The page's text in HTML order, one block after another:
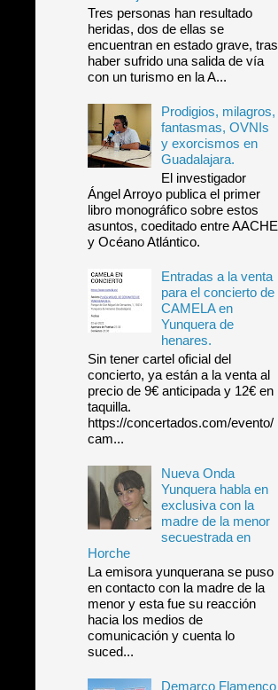
Tres personas han resultado
heridas, dos de ellas se
encuentran en estado grave, tras
haber sufrido una salida de vía
con un turismo en la A...
Prodigios, milagros,
fantasmas, OVNIs
y exorcismos en
Guadalajara.
El investigador
Ángel Arroyo publica el primer
libro monográfico sobre estos
asuntos, coeditado entre AACHE
y Océano Atlántico.
Entradas a la venta
para el concierto de
CAMELA en
Yunquera de
henares.
Sin tener cartel oficial del
concierto, ya están a la venta al
precio de 9€ anticipada y 12€ en
taquilla.
https://concertados.com/evento/
cam...
Nueva Onda
Yunquera habla en
exclusiva con la
madre de la menor
secuestrada en
Horche
La emisora yunquerana se puso
en contacto con la madre de la
menor y esta fue su reacción
hacia los medios de
comunicación y cuenta lo
suced...
Demarco Flamenco